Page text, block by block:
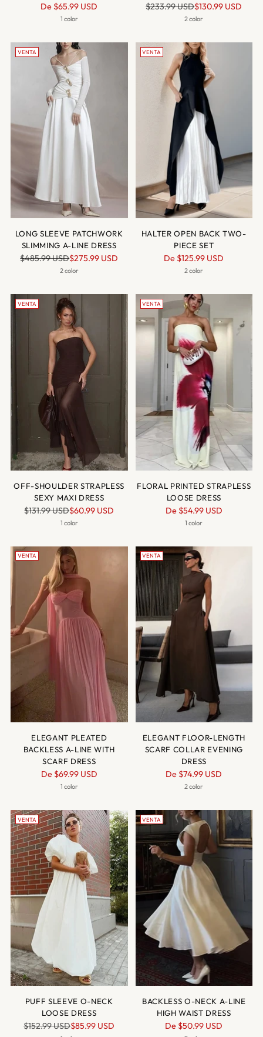
Precio
normal
De $65.99 USD
1 color
Precio
normal
$233.99 USD$130.99 USD
2 color
VENTA
LONG SLEEVE PATCHWORK
SLIMMING A-LINE DRESS
Precio
normal
$485.99 USD$275.99 USD
2 color
VENTA
HALTER OPEN BACK TWO-
PIECE SET
Precio
normal
De $125.99 USD
2 color
VENTA
OFF-SHOULDER STRAPLESS
SEXY MAXI DRESS
Precio
normal
$131.99 USD$60.99 USD
1 color
VENTA
FLORAL PRINTED STRAPLESS
LOOSE DRESS
Precio
normal
De $54.99 USD
1 color
VENTA
ELEGANT PLEATED
BACKLESS A-LINE WITH
SCARF DRESS
Precio
normal
De $69.99 USD
1 color
VENTA
ELEGANT FLOOR-LENGTH
SCARF COLLAR EVENING
DRESS
Precio
normal
De $74.99 USD
2 color
VENTA
PUFF SLEEVE O-NECK
LOOSE DRESS
Precio
$152.99 USD$85.99 USD
VENTA
BACKLESS O-NECK A-LINE
HIGH WAIST DRESS
Precio
De $50.99 USD